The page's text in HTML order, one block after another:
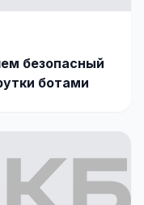
безопасный
ботами